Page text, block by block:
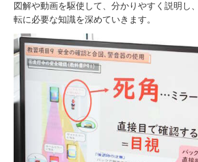
図解や動画を駆使して、分かりやすく説明し
転に必要な知識を深めていきます。